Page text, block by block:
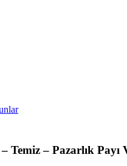
Temiz – Pazarlık Payı